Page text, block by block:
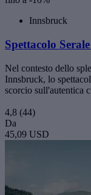
Innsbruck
Spettacolo
Nel contesto dello
Innsbruck, lo
scorcio sull'autentica
4,8 (44)
Da
45,09 USD